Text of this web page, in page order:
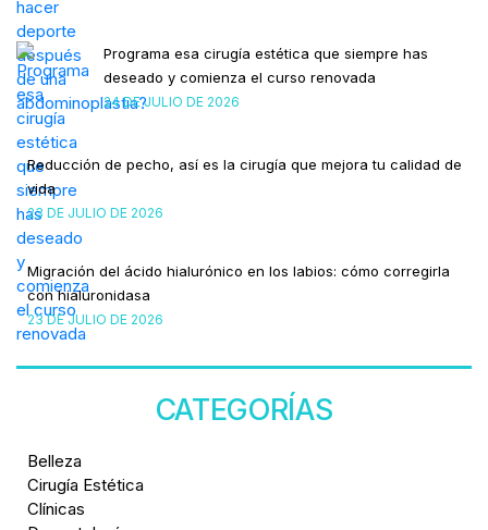
Programa esa cirugía estética que siempre has
deseado y comienza el curso renovada
24 DE JULIO DE 2026
Reducción de pecho, así es la cirugía que mejora tu calidad de
vida
23 DE JULIO DE 2026
Migración del ácido hialurónico en los labios: cómo corregirla
con hialuronidasa
23 DE JULIO DE 2026
CATEGORÍAS
Belleza
Cirugía Estética
Clínicas